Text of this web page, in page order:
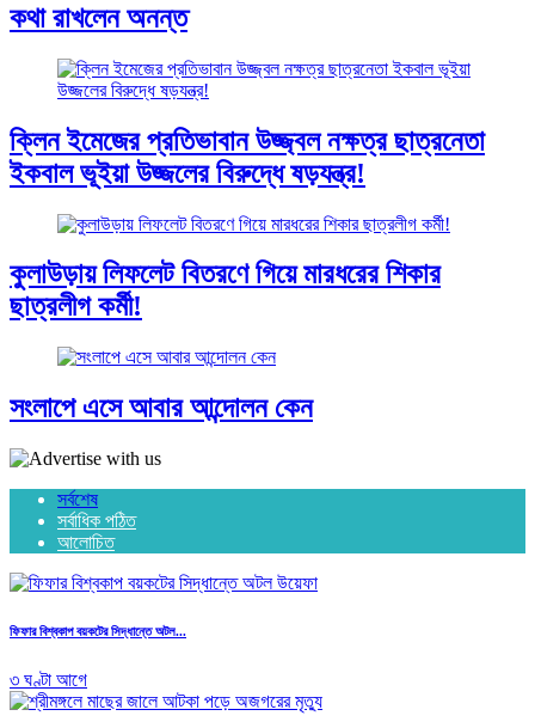
কথা রাখলেন অনন্ত
ক্লিন ইমেজের প্রতিভাবান উজ্জ্বল নক্ষত্র ছাত্রনেতা
ইকবাল ভূইয়া উজ্জলের বিরুদ্ধে ষড়যন্ত্র!
কুলাউড়ায় লিফলেট বিতরণে গিয়ে মারধরের শিকার
ছাত্রলীগ কর্মী!
সংলাপে এসে আবার আন্দোলন কেন
সর্বশেষ
সর্বাধিক পঠিত
আলোচিত
ফিফার বিশ্বকাপ বয়কটের সিদ্ধান্তে অটল...
৩ ঘণ্টা আগে